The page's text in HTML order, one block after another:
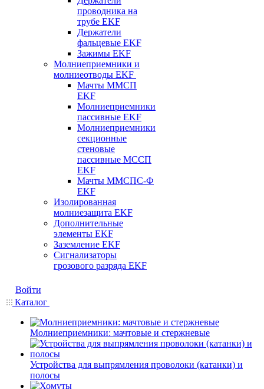
проводника на
трубе EKF
Держатели
фальцевые EKF
Зажимы EKF
Молниеприемники и
молниеотводы EKF
Мачты ММСП
EKF
Молниеприемники
пассивные EKF
Молниеприемники
секционные
стеновые
пассивные МССП
EKF
Мачты ММСПС-Ф
EKF
Изолированная
молниезащита EKF
Дополнительные
элементы EKF
Заземление EKF
Сигнализаторы
грозового разряда EKF
Войти
Каталог
Молниеприемники: мачтовые и стержневые
Устройства для выпрямления проволоки (катанки) и
полосы